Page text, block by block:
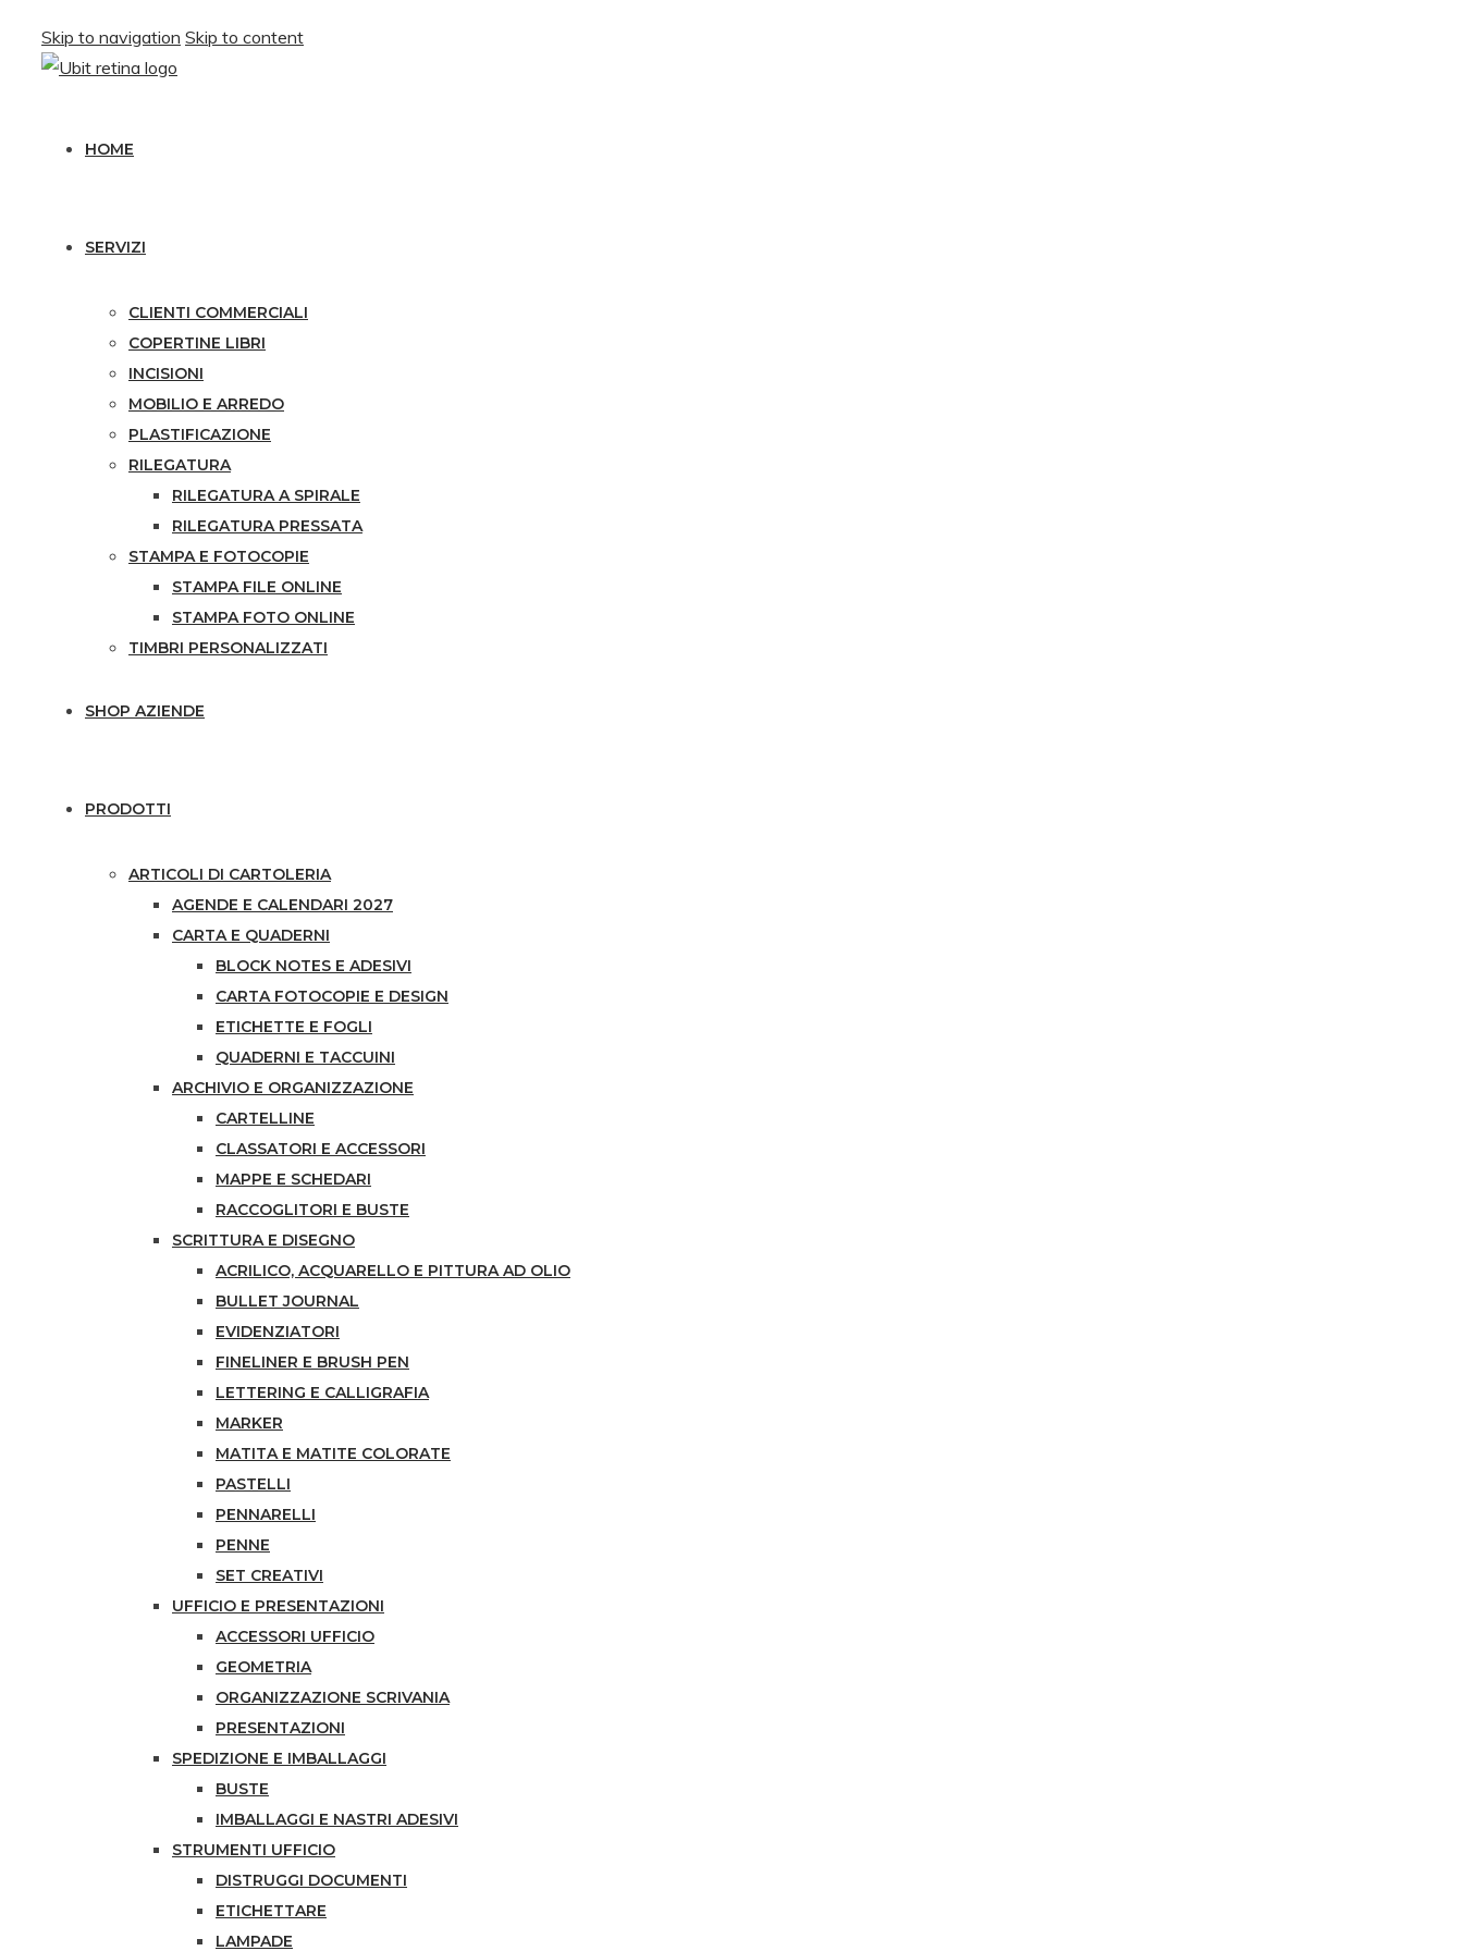
Skip to navigation Skip to content
HOME
SERVIZI
CLIENTI COMMERCIALI
COPERTINE LIBRI
INCISIONI
MOBILIO E ARREDO
PLASTIFICAZIONE
RILEGATURA
RILEGATURA A SPIRALE
RILEGATURA PRESSATA
STAMPA E FOTOCOPIE
STAMPA FILE ONLINE
STAMPA FOTO ONLINE
TIMBRI PERSONALIZZATI
SHOP AZIENDE
PRODOTTI
ARTICOLI DI CARTOLERIA
AGENDE E CALENDARI 2027
CARTA E QUADERNI
BLOCK NOTES E ADESIVI
CARTA FOTOCOPIE E DESIGN
ETICHETTE E FOGLI
QUADERNI E TACCUINI
ARCHIVIO E ORGANIZZAZIONE
CARTELLINE
CLASSATORI E ACCESSORI
MAPPE E SCHEDARI
RACCOGLITORI E BUSTE
SCRITTURA E DISEGNO
ACRILICO, ACQUARELLO E PITTURA AD OLIO
BULLET JOURNAL
EVIDENZIATORI
FINELINER E BRUSH PEN
LETTERING E CALLIGRAFIA
MARKER
MATITA E MATITE COLORATE
PASTELLI
PENNARELLI
PENNE
SET CREATIVI
UFFICIO E PRESENTAZIONI
ACCESSORI UFFICIO
GEOMETRIA
ORGANIZZAZIONE SCRIVANIA
PRESENTAZIONI
SPEDIZIONE E IMBALLAGGI
BUSTE
IMBALLAGGI E NASTRI ADESIVI
STRUMENTI UFFICIO
DISTRUGGI DOCUMENTI
ETICHETTARE
LAMPADE